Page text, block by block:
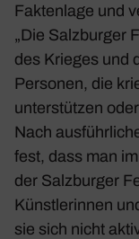
Fakten­lage und
„Die Salz­burger
des Krieges und
Personen, die
unter­stützen
Nach
fest, dass man
der Salz­burger
Künst­le­rinnen
sie sich nicht